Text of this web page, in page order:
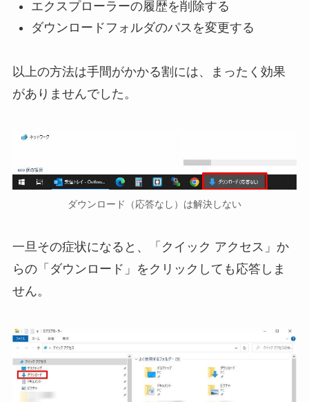
エクスプローラーの履歴を削除する
ダウンロードフォルダのパスを変更する
以上の方法は手間がかかる割には、まったく効果
がありませんでした。
ダウンロード（応答なし）は解決しない
一旦その症状になると、「クイック アクセス」か
らの「ダウンロード」をクリックしても応答しま
せん。